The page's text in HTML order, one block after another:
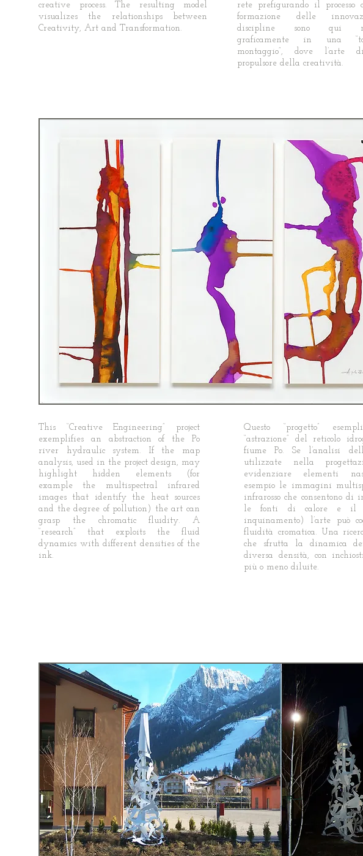
creative process. The resulting model
visualizes the relationships between
Creativity, Art and Transformation.
rete prefigurando il processo
formazione delle
discipline sono qui
graficamente in una
montaggio”, dove l’arte
propulsore della creatività.
This “Creative Engineering” project
exemplifies an abstraction of the Po
river hydraulic system. If the map
analysis, used in the project design, may
highlight hidden elements (for
example the multispectral infrared
images that identify the heat sources
and the degree of pollution) the art can
grasp the chromatic fluidity. A
“research” that exploits the fluid
dynamics with different densities of the
ink.
Questo “progetto”
“astrazione” del reticolo
fiume Po. Se l’analisi
utilizzate nella
evidenziare elementi
esempio le immagini
infrarosso che consentono di
le fonti di calore e il
inquinamento) l’arte può
fluidità cromatica. Una
che sfrutta la dinamica
diversa densità, con
più o meno diluite.